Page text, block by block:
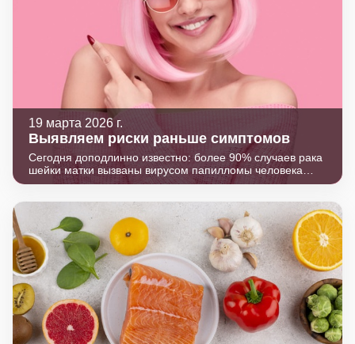
19 марта 2026 г.
Выявляем риски раньше симптомов
Сегодня доподлинно известно: более 90% случаев рака
шейки матки вызваны вирусом папилломы человека
(ВПЧ). Однако сам по себе положительный тест на ВПЧ
уже вирус опасные изменения в клетках. Обычный
анализ не всегда способен дать точный ответ.